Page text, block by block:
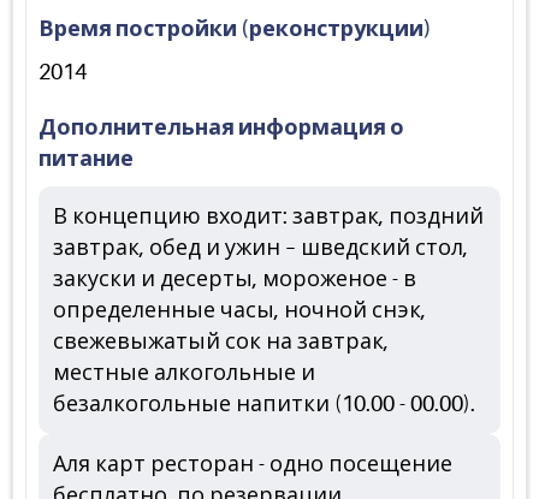
Время постройки (реконструкции)
2014
Дополнительная информация о
питание
В концепцию входит: завтрак, поздний
завтрак, обед и ужин – шведский стол,
закуски и десерты, мороженое - в
определенные часы, ночной снэк,
свежевыжатый сок на завтрак,
местные алкогольные и
безалкогольные напитки (10.00 - 00.00).
Аля карт ресторан - одно посещение